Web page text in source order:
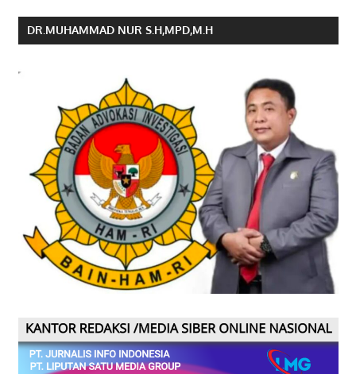
DR.MUHAMMAD NUR S.H,MPD,M.H